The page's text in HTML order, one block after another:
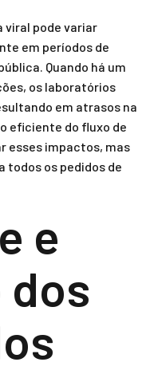
viral pode variar
em períodos de
Quando há um
os laboratórios
em atrasos na
eficiente do fluxo de
esses impactos, mas
todos os pedidos de
e
dos